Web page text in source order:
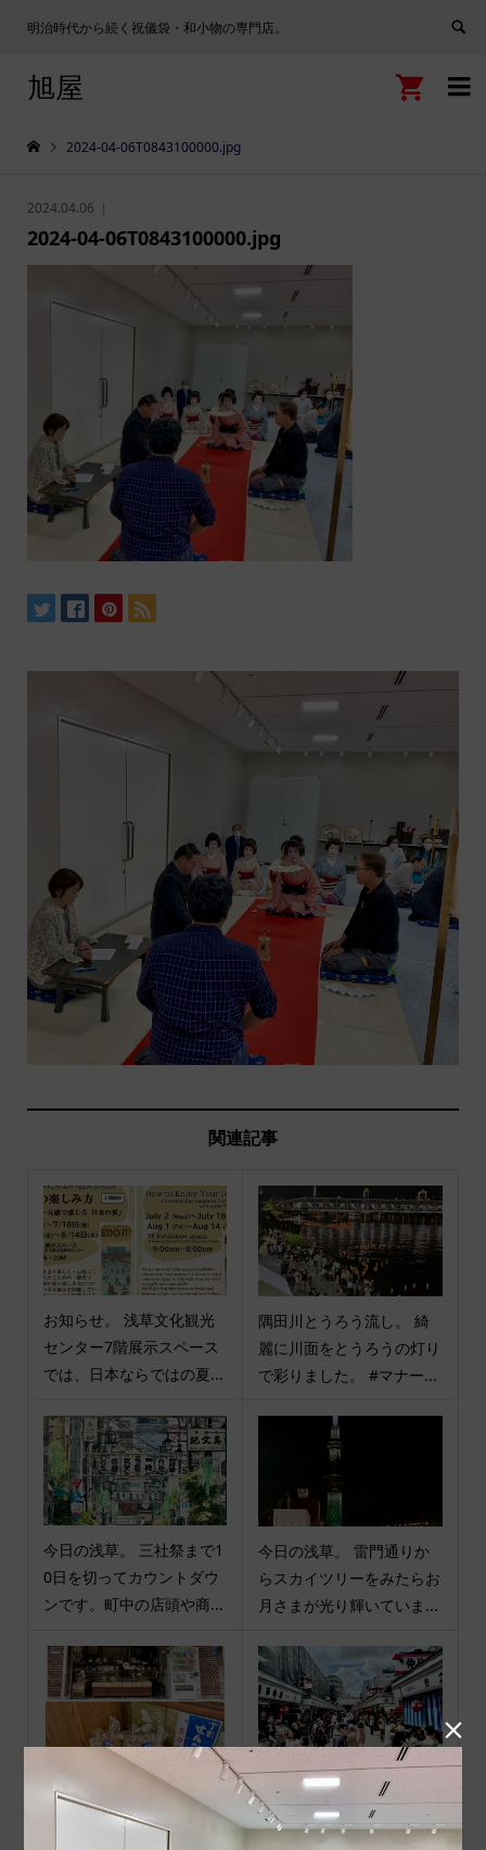
明治時代から続く祝儀袋・和小物の専門店。

旭屋 
2024-04-06T0843100000.jpg
2024.04.06
2024-04-06T0843100000.jpg
関連記事
お知らせ。 浅草文化観光
センター7階展示スペース
では、日本ならではの夏...
隅田川とうろう流し。 綺
麗に川面をとうろうの灯り
で彩りました。 #マナー...
今日の浅草。 三社祭まで1
0日を切ってカウントダウ
ンです。町中の店頭や商...
今日の浅草。 雷門通りか
らスカイツリーをみたらお
月さまが光り輝いていま...
今日の浅草。 テレビ東京
にて9時より放送された
「ウルトラマンデッカー...
今日の浅草。 海外から来
られた方は日向でも暑くな
いのかな。 日本の方だと...
